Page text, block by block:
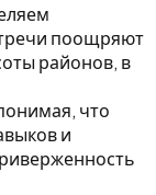
поощряют
районов, в
что
и